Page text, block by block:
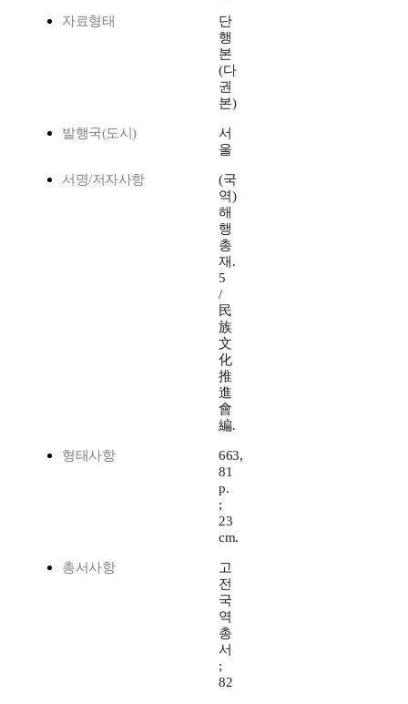
자료형태
단
행
본
(다
권
본)
발행국(도시)
서
울
서명/저자사항
(국
역)
해
행
총
재.
5
/
民
族
文
化
推
進
會
編.
형태사항
663,
81
p.
;
23
cm.
총서사항
고
전
국
역
총
서
;
82